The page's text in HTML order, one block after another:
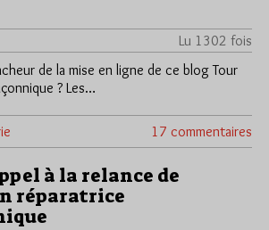
Lu 1302 fois
de la mise en ligne de ce blog Tour
? Les…
17 commentaires
à la relance de
réparatrice